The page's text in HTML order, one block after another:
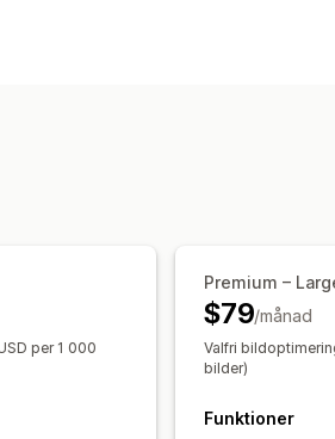
Uppdateringar i realtid
Produktval GTIN-
per 1 000
Premium –
$79/månad
Valfri
bilder)
Funktioner